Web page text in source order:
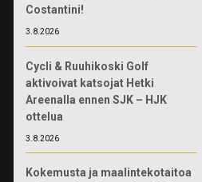
Costantini!
3.8.2026
Cycli & Ruuhikoski Golf
aktivoivat katsojat Hetki
Areenalla ennen SJK – HJK
ottelua
3.8.2026
Kokemusta ja maalintekotaitoa